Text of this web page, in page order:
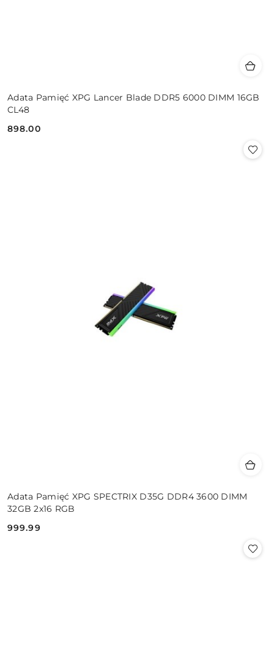
Adata Pamięć XPG Lancer Blade DDR5 6000 DIMM 16GB
CL48
Cena:
898.00
Adata Pamięć XPG SPECTRIX D35G DDR4 3600 DIMM
32GB 2x16 RGB
Cena:
999.99